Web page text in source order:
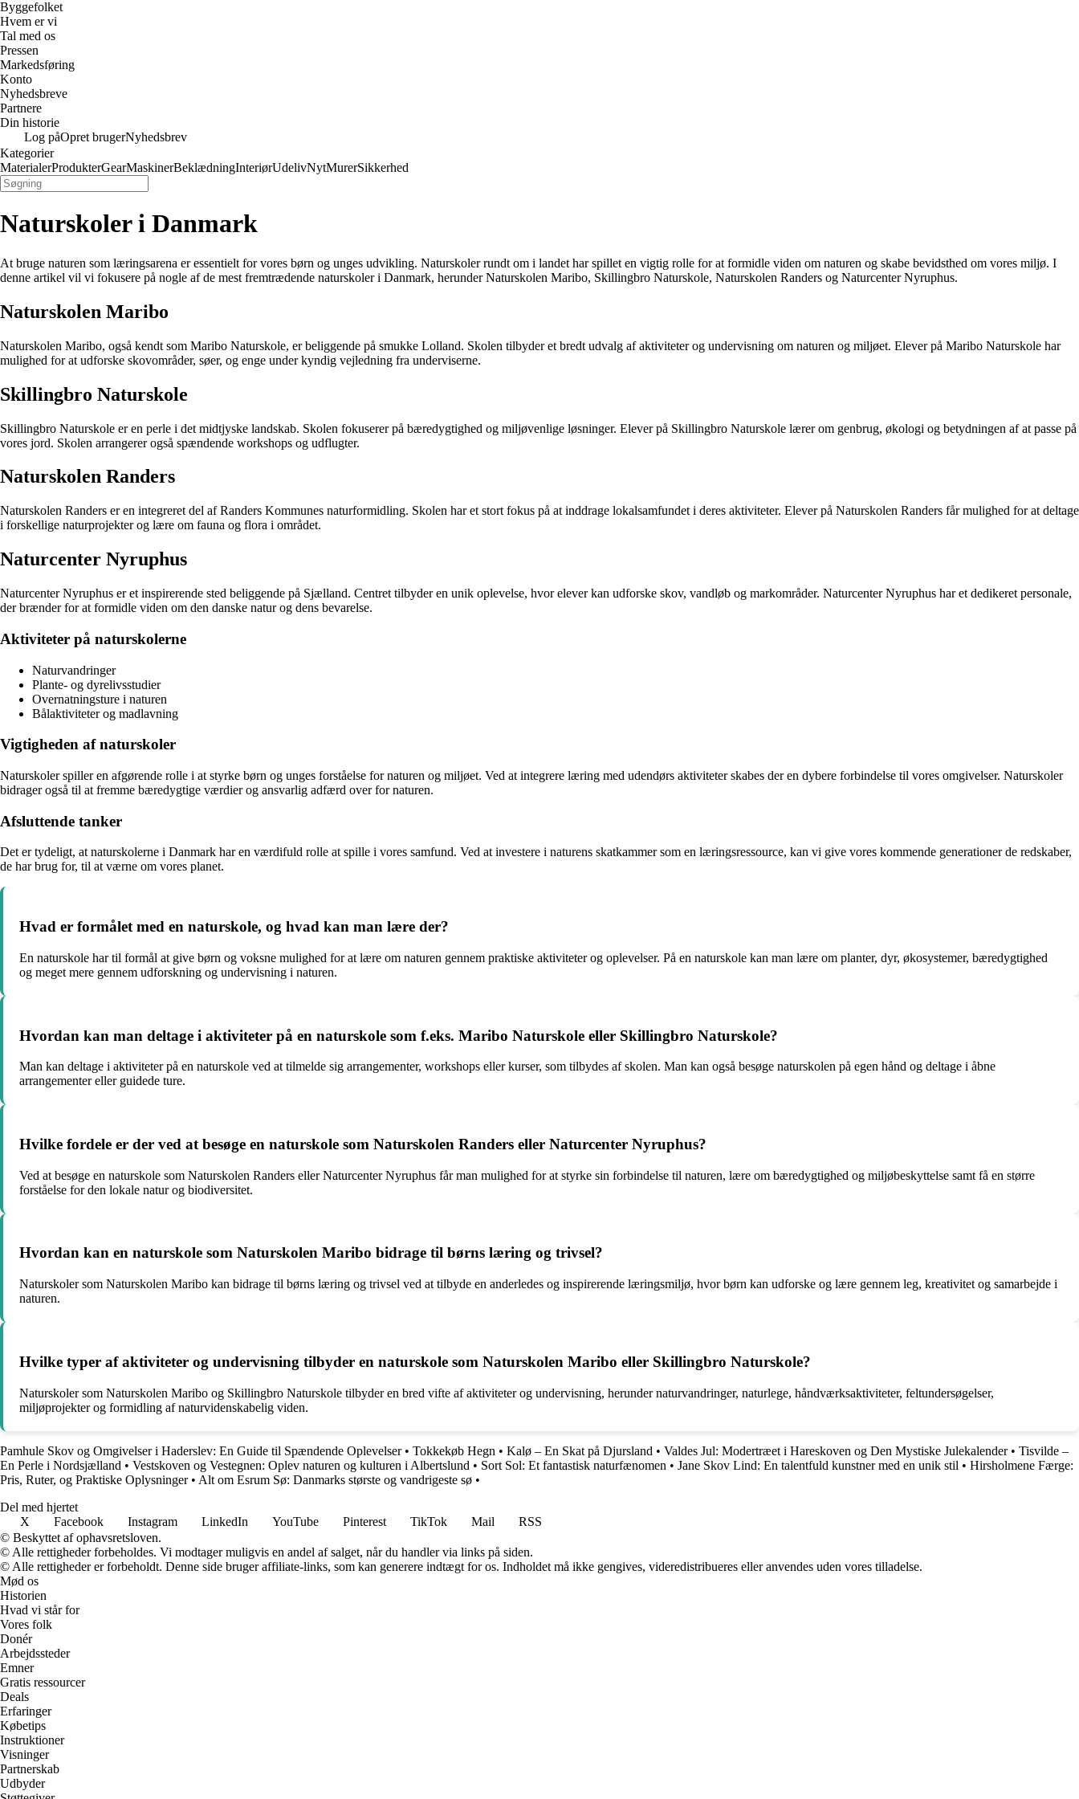
Byggefolket
Hvem er vi
Tal med os
Pressen
Markedsføring
Konto
Nyhedsbreve
Partnere
Din historie
Log påOpret brugerNyhedsbrev
Kategorier
MaterialerProdukterGearMaskinerBeklædningInteriørUdelivNytMurerSikkerhed
Naturskoler i Danmark
At bruge naturen som læringsarena er essentielt for vores børn og unges udvikling. Naturskoler rundt om i landet har spillet en vigtig rolle for at formidle viden om naturen og skabe bevidsthed om vores miljø. I
denne artikel vil vi fokusere på nogle af de mest fremtrædende naturskoler i Danmark, herunder Naturskolen Maribo, Skillingbro Naturskole, Naturskolen Randers og Naturcenter Nyruphus.
Naturskolen Maribo
Naturskolen Maribo, også kendt som Maribo Naturskole, er beliggende på smukke Lolland. Skolen tilbyder et bredt udvalg af aktiviteter og undervisning om naturen og miljøet. Elever på Maribo Naturskole har
mulighed for at udforske skovområder, søer, og enge under kyndig vejledning fra underviserne.
Skillingbro Naturskole
Skillingbro Naturskole er en perle i det midtjyske landskab. Skolen fokuserer på bæredygtighed og miljøvenlige løsninger. Elever på Skillingbro Naturskole lærer om genbrug, økologi og betydningen af at passe på
vores jord. Skolen arrangerer også spændende workshops og udflugter.
Naturskolen Randers
Naturskolen Randers er en integreret del af Randers Kommunes naturformidling. Skolen har et stort fokus på at inddrage lokalsamfundet i deres aktiviteter. Elever på Naturskolen Randers får mulighed for at deltage
i forskellige naturprojekter og lære om fauna og flora i området.
Naturcenter Nyruphus
Naturcenter Nyruphus er et inspirerende sted beliggende på Sjælland. Centret tilbyder en unik oplevelse, hvor elever kan udforske skov, vandløb og markområder. Naturcenter Nyruphus har et dedikeret personale,
der brænder for at formidle viden om den danske natur og dens bevarelse.
Aktiviteter på naturskolerne
Naturvandringer
Plante- og dyrelivsstudier
Overnatningsture i naturen
Bålaktiviteter og madlavning
Vigtigheden af naturskoler
Naturskoler spiller en afgørende rolle i at styrke børn og unges forståelse for naturen og miljøet. Ved at integrere læring med udendørs aktiviteter skabes der en dybere forbindelse til vores omgivelser. Naturskoler
bidrager også til at fremme bæredygtige værdier og ansvarlig adfærd over for naturen.
Afsluttende tanker
Det er tydeligt, at naturskolerne i Danmark har en værdifuld rolle at spille i vores samfund. Ved at investere i naturens skatkammer som en læringsressource, kan vi give vores kommende generationer de redskaber,
de har brug for, til at værne om vores planet.
Hvad er formålet med en naturskole, og hvad kan man lære der?
En naturskole har til formål at give børn og voksne mulighed for at lære om naturen gennem praktiske aktiviteter og oplevelser. På en naturskole kan man lære om planter, dyr, økosystemer, bæredygtighed
og meget mere gennem udforskning og undervisning i naturen.
Hvordan kan man deltage i aktiviteter på en naturskole som f.eks. Maribo Naturskole eller Skillingbro Naturskole?
Man kan deltage i aktiviteter på en naturskole ved at tilmelde sig arrangementer, workshops eller kurser, som tilbydes af skolen. Man kan også besøge naturskolen på egen hånd og deltage i åbne
arrangementer eller guidede ture.
Hvilke fordele er der ved at besøge en naturskole som Naturskolen Randers eller Naturcenter Nyruphus?
Ved at besøge en naturskole som Naturskolen Randers eller Naturcenter Nyruphus får man mulighed for at styrke sin forbindelse til naturen, lære om bæredygtighed og miljøbeskyttelse samt få en større
forståelse for den lokale natur og biodiversitet.
Hvordan kan en naturskole som Naturskolen Maribo bidrage til børns læring og trivsel?
Naturskoler som Naturskolen Maribo kan bidrage til børns læring og trivsel ved at tilbyde en anderledes og inspirerende læringsmiljø, hvor børn kan udforske og lære gennem leg, kreativitet og samarbejde i
naturen.
Hvilke typer af aktiviteter og undervisning tilbyder en naturskole som Naturskolen Maribo eller Skillingbro Naturskole?
Naturskoler som Naturskolen Maribo og Skillingbro Naturskole tilbyder en bred vifte af aktiviteter og undervisning, herunder naturvandringer, naturlege, håndværksaktiviteter, feltundersøgelser,
miljøprojekter og formidling af naturvidenskabelig viden.
Pamhule Skov og Omgivelser i Haderslev: En Guide til Spændende Oplevelser• Tokkekøb Hegn • Kalø – En Skat på Djursland • Valdes Jul: Modertræet i Hareskoven og Den Mystiske Julekalender• Tisvilde –
En Perle i Nordsjælland • Vestskoven og Vestegnen: Oplev naturen og kulturen i Albertslund • Sort Sol: Et fantastisk naturfænomen • Jane Skov Lind: En talentfuld kunstner med en unik stil • Hirsholmene Færge:
Pris, Ruter, og Praktiske Oplysninger• Alt om Esrum Sø: Danmarks største og vandrigeste sø •
Del med hjertet
X
Facebook Instagram LinkedIn YouTube Pinterest TikTok Mail
RSS
© Beskyttet af ophavsretsloven.
© Alle rettigheder forbeholdes. Vi modtager muligvis en andel af salget, når du handler via links på siden.
© Alle rettigheder er forbeholdt. Denne side bruger affiliate-links, som kan generere indtægt for os. Indholdet må ikke gengives, videredistribueres eller anvendes uden vores tilladelse.
Mød os
Historien
Hvad vi står for
Vores folk
Donér
Arbejdssteder
Emner
Gratis ressourcer
Deals
Erfaringer
Købetips
Instruktioner
Visninger
Partnerskab
Udbyder